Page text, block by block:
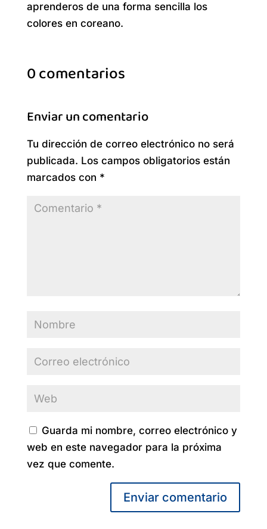
aprenderos de una forma sencilla los
colores en coreano.
0 comentarios
Enviar un comentario
Tu dirección de correo electrónico no será
publicada. Los campos obligatorios están
marcados con *
Guarda mi nombre, correo electrónico y
web en este navegador para la próxima
vez que comente.
Enviar comentario